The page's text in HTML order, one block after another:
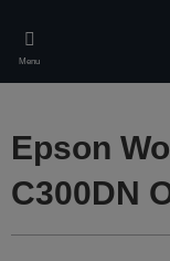
main
content
Menu
Epson
C300DN